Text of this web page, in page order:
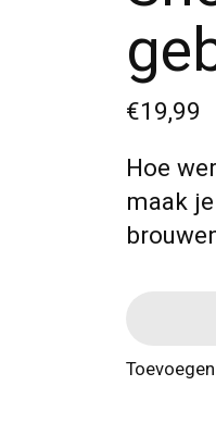
€19,99
Hoe
maak